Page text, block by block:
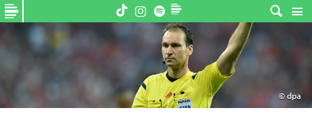
© dpa